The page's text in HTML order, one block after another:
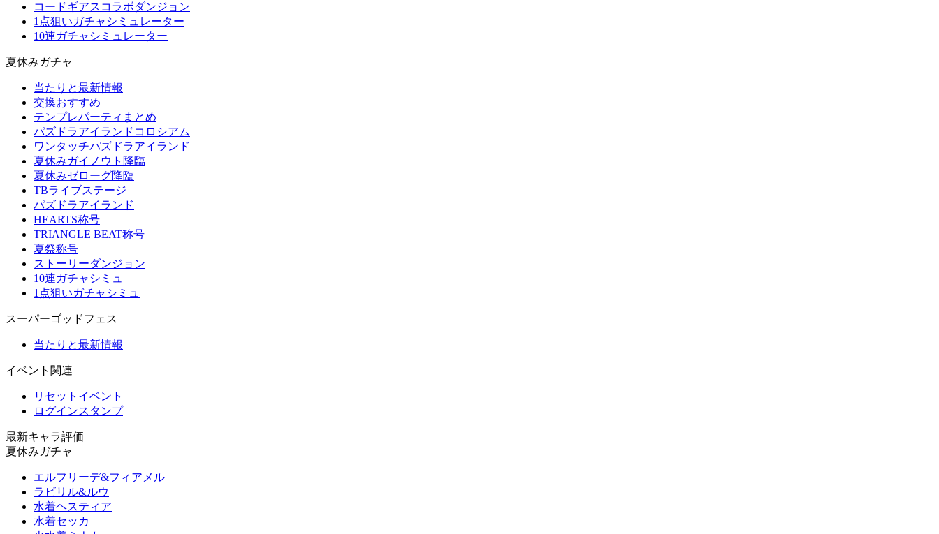
コードギアスコラボダンジョン
1点狙いガチャシミュレーター
10連ガチャシミュレーター
夏休みガチャ
当たりと最新情報
交換おすすめ
テンプレパーティまとめ
パズドラアイランドコロシアム
ワンタッチパズドラアイランド
夏休みガイノウト降臨
夏休みゼローグ降臨
TBライブステージ
パズドラアイランド
HEARTS称号
TRIANGLE BEAT称号
夏祭称号
ストーリーダンジョン
10連ガチャシミュ
1点狙いガチャシミュ
スーパーゴッドフェス
当たりと最新情報
イベント関連
リセットイベント
ログインスタンプ
最新キャラ評価
夏休みガチャ
エルフリーデ&フィアメル
ラビリル&ルウ
水着ヘスティア
水着セッカ